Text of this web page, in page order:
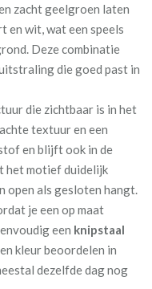
buiten
nachtrust
door zonlicht
de buitenzijde
katoensatijn
warmte er wordt
zacht geelgroen laten
en wit, wat een speels
Deze combinatie
die goed past in
die zichtbaar is in het
textuur en een
en blijft ook in de
het motief duidelijk
open als gesloten hangt.
je een op maat
een knipstaal
kleur beoordelen in
dezelfde dag nog